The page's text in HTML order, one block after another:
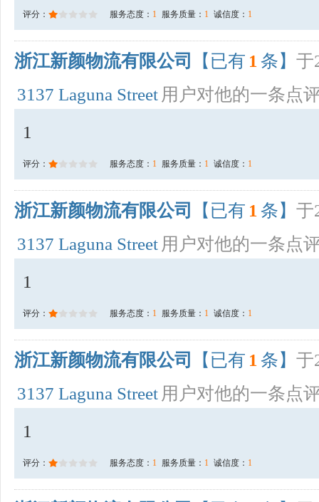
评分： 服务态度： 1 服务质量： 1 诚信度： 1
浙江新颜物流有限公司 【已有 1 条】 于
3137 Laguna Street 用户对他的一条点
1
评分： 服务态度： 1 服务质量： 1 诚信度： 1
浙江新颜物流有限公司 【已有 1 条】 于
3137 Laguna Street 用户对他的一条点
1
评分： 服务态度： 1 服务质量： 1 诚信度： 1
浙江新颜物流有限公司 【已有 1 条】 于
3137 Laguna Street 用户对他的一条点
1
评分： 服务态度： 1 服务质量： 1 诚信度： 1